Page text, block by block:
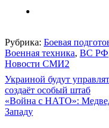
Рубрика: Боевая
Военная техника, ВС РФ
Новости СМИ2
Навигация
по
записям
Украиной будут
создаёт особый штаб
«Война с НАТО»:
Западу